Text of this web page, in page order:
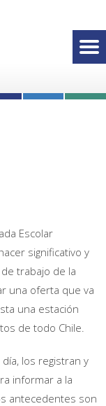
Escolar
significativo y
trabajo de la
una oferta que va
una estación
de todo Chile.
los registran y
informar a la
antecedentes son